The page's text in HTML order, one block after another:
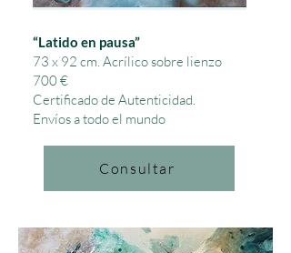
“Latido en pausa”
73 x 92 cm. Acrílico sobre lienzo
700 €
Certificado de Autenticidad.
Envíos a todo el mundo
Consultar